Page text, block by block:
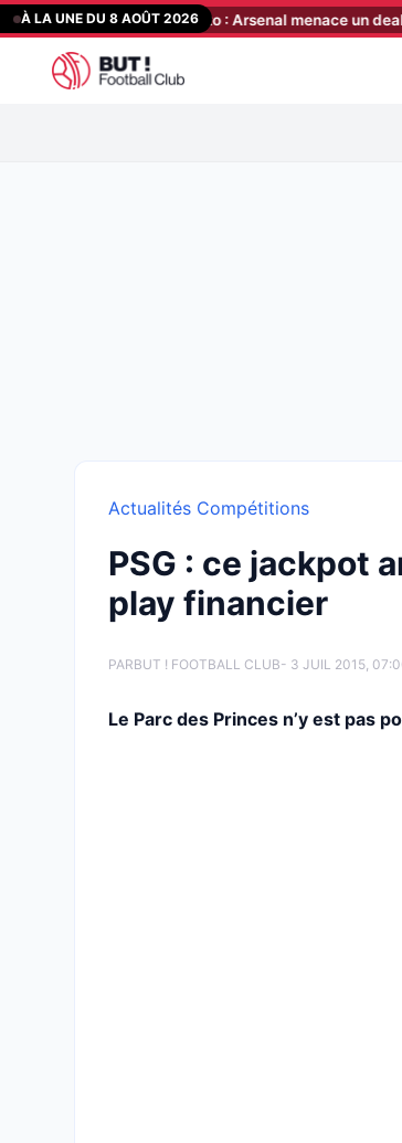
Aller
au
contenu
À LA UNE DU 8 AOÛT 2026
FC Barcelone Mercato : Arsenal menace un deal à
Actualités Compétitions
PSG : ce jackpot
play financier
PARBUT ! FOOTBALL CLUB- 3 JUIL 2015,
Le Parc des Princes n’y est pas